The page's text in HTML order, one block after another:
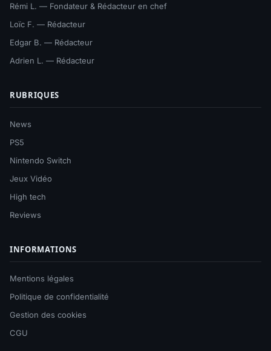
Rémi L. — Fondateur & Rédacteur en chef
Loïc F. — Rédacteur
Edgar B. — Rédacteur
Adrien L. — Rédacteur
RUBRIQUES
News
PS5
Nintendo Switch
Jeux Vidéo
High tech
Reviews
INFORMATIONS
Mentions légales
Politique de confidentialité
Gestion des cookies
CGU